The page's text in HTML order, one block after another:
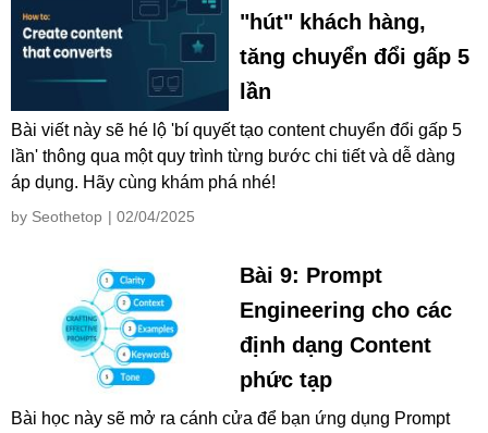
"hút" khách hàng,
tăng chuyển đổi gấp 5
lần
Bài viết này sẽ hé lộ 'bí quyết tạo content chuyển đổi gấp 5
lần' thông qua một quy trình từng bước chi tiết và dễ dàng
áp dụng. Hãy cùng khám phá nhé!
by Seothetop | 02/04/2025
Bài 9: Prompt
Engineering cho các
định dạng Content
phức tạp
Bài học này sẽ mở ra cánh cửa để bạn ứng dụng Prompt